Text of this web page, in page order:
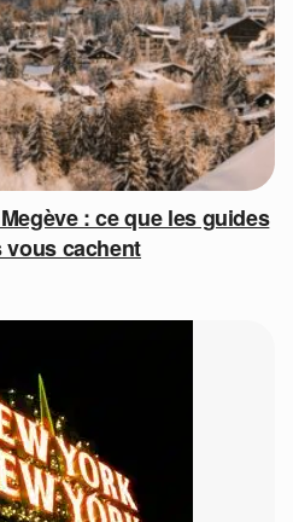
: ce que les guides
cachent